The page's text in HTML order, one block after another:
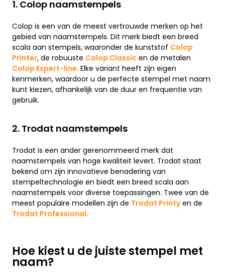
1. Colop naamstempels
Colop is een van de meest vertrouwde merken op het
gebied van naamstempels. Dit merk biedt een breed
scala aan stempels, waaronder de kunststof Colop
Printer, de robuuste Colop Classic en de metalen
Colop Expert-line. Elke variant heeft zijn eigen
kenmerken, waardoor u de perfecte stempel met naam
kunt kiezen, afhankelijk van de duur en frequentie van
gebruik.
2. Trodat naamstempels
Trodat is een ander gerenommeerd merk dat
naamstempels van hoge kwaliteit levert. Trodat staat
bekend om zijn innovatieve benadering van
stempeltechnologie en biedt een breed scala aan
naamstempels voor diverse toepassingen. Twee van de
meest populaire modellen zijn de Trodat Printyen de
Trodat Professional.
Hoe kiest u de juiste stempel met
naam?